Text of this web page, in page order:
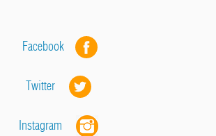
Facebook
Twitter
Instagram